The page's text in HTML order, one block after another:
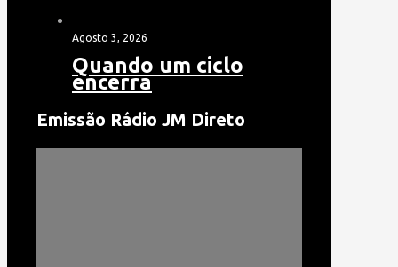
Agosto 3, 2026
Quando um ciclo
encerra
Emissão Rádio JM Direto